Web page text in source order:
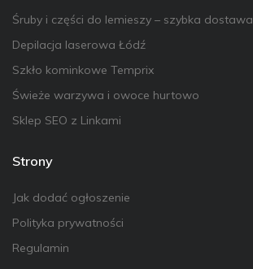
Śruby i części do lemieszy – szybka dostawa
Depilacja laserowa Łódź
Szkło kominkowe Temprix
Świeże warzywa i owoce hurtowo
Sklep SEO z Linkami
Strony
Jak dodać ogłoszenie
Polityka prywatności
Regulamin